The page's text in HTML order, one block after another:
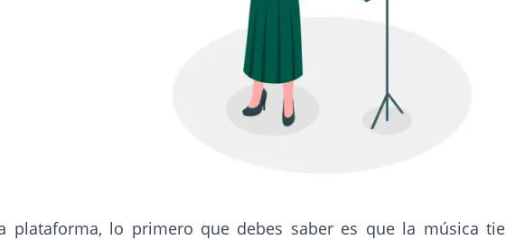
plataforma, lo primero que debes saber es que la música